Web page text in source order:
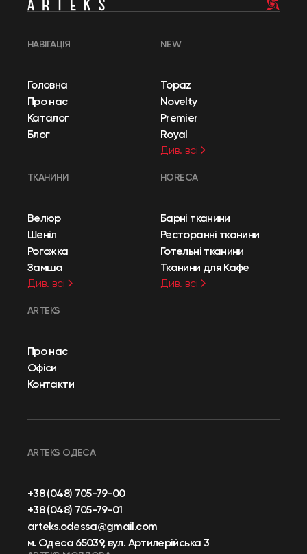
НАВІГАЦІЯ
Головна
Про нас
Каталог
Блог
NEW
Topaz
Novelty
Premier
Royal
Див. всі
ТКАНИНИ
Велюр
Шеніл
Рогожка
Замша
Див. всі
HORECA
Барні тканини
Ресторанні тканини
Готельні тканини
Тканини для Кафе
Див. всі
ARTEKS
Про нас
Офіси
Контакти
ARTEKS ОДЕСА
+38 (048) 705-79-00
+38 (048) 705-79-01
arteks.odessa@gmail.com
м. Одеса 65039, вул. Артилерійська 3